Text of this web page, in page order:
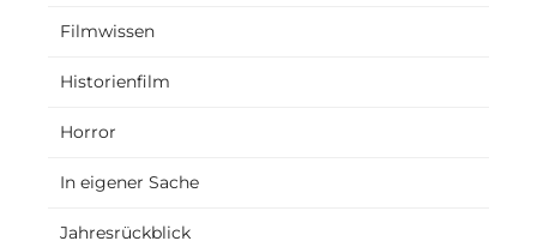
Filmwissen
Historienfilm
Horror
In eigener Sache
Jahresrückblick